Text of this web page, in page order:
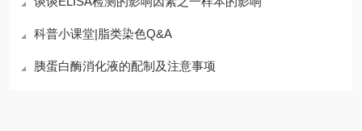
科普小课堂|脂类染色Q&A
胰蛋白酶消化液的配制及注意事项